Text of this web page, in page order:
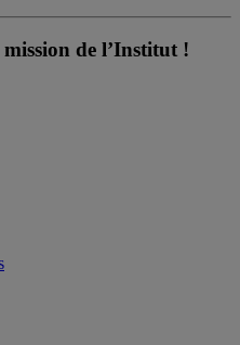
de l’Institut !